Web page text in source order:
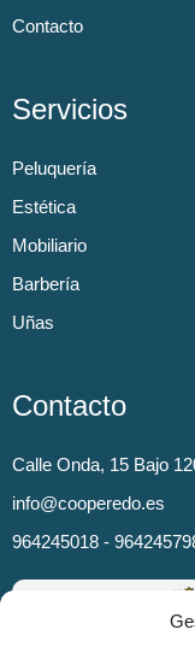
Contacto
Servicios
Peluquería
Estética
Mobiliario
Barbería
Uñas
Contacto
Calle Onda, 15 Bajo
info@cooperedo.es
964245018 -